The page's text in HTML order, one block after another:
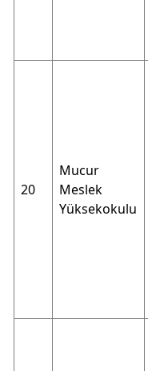
20
Mucur
Meslek
Yüksekokulu